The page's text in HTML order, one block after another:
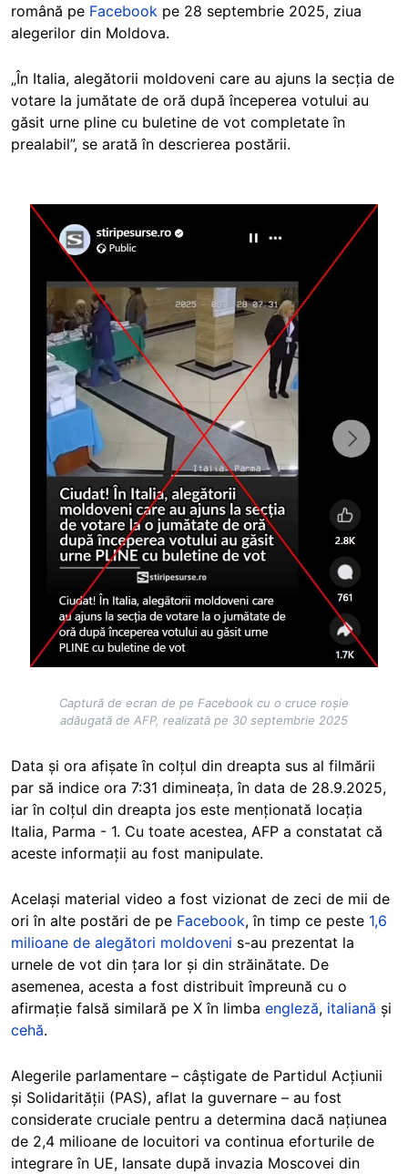
română pe Facebook pe 28 septembrie 2025, ziua
alegerilor din Moldova.
„În Italia, alegătorii moldoveni care au ajuns la secția de
votare la jumătate de oră după începerea votului au
găsit urne pline cu buletine de vot completate în
prealabil”, se arată în descrierea postării.
Image
Captură de ecran de pe Facebook cu o cruce roșie
adăugată de AFP, realizată pe 30 septembrie 2025
Data și ora afișate în colțul din dreapta sus al filmării
par să indice ora 7:31 dimineața, în data de 28.9.2025,
iar în colțul din dreapta jos este menționată locația
Italia, Parma - 1. Cu toate acestea, AFP a constatat că
aceste informații au fost manipulate.
Același material video a fost vizionat de zeci de mii de
ori în alte postări de pe Facebook, în timp ce peste 1,6
milioane de alegători moldoveni s-au prezentat la
urnele de vot din țara lor și din străinătate. De
asemenea, acesta a fost distribuit împreună cu o
afirmație falsă similară pe X în limba engleză, italiană și
cehă.
Alegerile parlamentare – câștigate de Partidul Acțiunii
și Solidarității (PAS), aflat la guvernare – au fost
considerate cruciale pentru a determina dacă națiunea
de 2,4 milioane de locuitori va continua eforturile de
integrare în UE, lansate după invazia Moscovei din